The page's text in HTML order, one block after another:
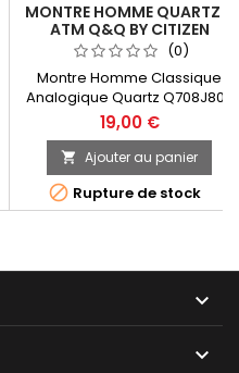
MONTRE HOMME QUARTZ 5
ATM Q&Q BY CITIZEN
Q708J803-41
(0)
Montre Homme Classique
Analogique Quartz Q708J803
boitier en alloy noir avec
bracelet en simili cuir noir.
Water résist 5 ATM Montre Q&Q
Fabriquée par Citizen Men's
Classic Analogue Quartz
Watch Q708J803 black alloy
ATM Watch Q&Q Manufactured
19,00 €
 Ajouter au panier
 Rupture de stock

